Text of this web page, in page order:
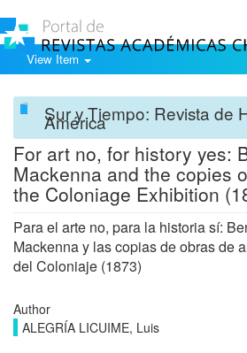
View Item
Sur y Tiempo: Revista de
América
For art no, for history yes:
Mackenna and the copies
the Coloniage Exhibition
Para el arte no, para la historia sí:
Mackenna y las copias de obras de
del Coloniaje (1873)
Author
ALEGRÍA LICUIME, Luis